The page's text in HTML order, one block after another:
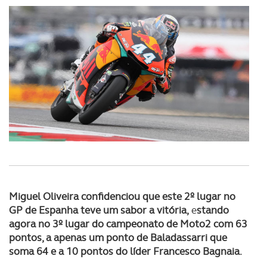
parceiros e organizações na UE e em países terceiros.
O ACP garantirá que as transferências internacionais de
dados pessoais serão realizadas apenas com o seu
consentimento e quando tal se afigure estritamente
necessário no contexto dos serviços a prestar.
Realçamos que o bloqueio de certo tipo de Cookies e
tecnologias similares pode ter impacto na sua
experiência de navegação no Website e nos serviços
Miguel Oliveira confidenciou que este 2º lugar no
GP de Espanha teve um sabor a vitória,estando
agora no 3º lugar do campeonato de Moto2 com 63
pontos, a apenas um ponto de Baladassarri que
soma 64 e a 10 pontos do líder Francesco Bagnaia.